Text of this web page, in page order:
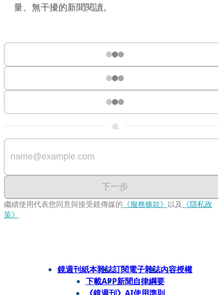
量、無干擾的新聞閱讀。
或
下一步
繼續使用代表您同意與接受鏡傳媒的 《服務條款》 以及 《隱私政
策》
鏡週刊紙本雜誌訂閱電子雜誌內容授權
下載APP新聞自律綱要